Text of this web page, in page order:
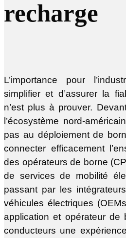
recharge
L’importance pour
simplifier et d’assurer la
n’est plus à prouver.
l’écosystème nord-
pas au déploiement de
connecter efficacement
des opérateurs de borne
de services de mobilité
passant par les
véhicules électriques
application et opérateur de
conducteurs une